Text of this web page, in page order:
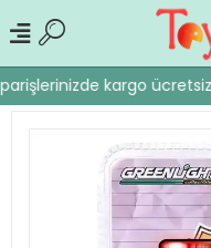
kargo ücretsiz.